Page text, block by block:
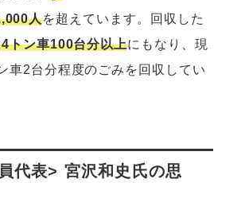
人を超えています。回収した
トン車100台分以上にもなり、現
車2台分程度のごみを回収してい
代表> 宮沢和史氏の思